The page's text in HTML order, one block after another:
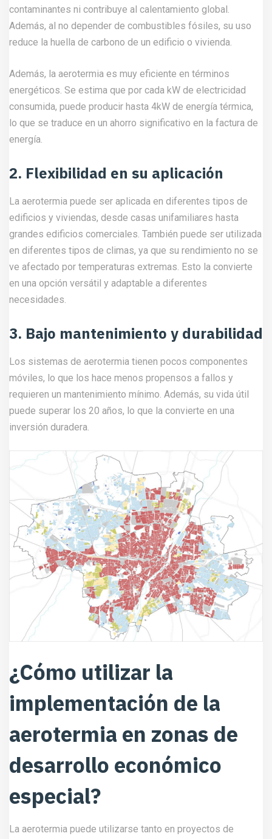
contaminantes ni contribuye al calentamiento global.
Además, al no depender de combustibles fósiles, su uso
reduce la huella de carbono de un edificio o vivienda.
Además, la aerotermia es muy eficiente en términos
energéticos. Se estima que por cada kW de electricidad
consumida, puede producir hasta 4kW de energía térmica,
lo que se traduce en un ahorro significativo en la factura de
energía.
2. Flexibilidad en su aplicación
La aerotermia puede ser aplicada en diferentes tipos de
edificios y viviendas, desde casas unifamiliares hasta
grandes edificios comerciales. También puede ser utilizada
en diferentes tipos de climas, ya que su rendimiento no se
ve afectado por temperaturas extremas. Esto la convierte
en una opción versátil y adaptable a diferentes
necesidades.
3. Bajo mantenimiento y durabilidad
Los sistemas de aerotermia tienen pocos componentes
móviles, lo que los hace menos propensos a fallos y
requieren un mantenimiento mínimo. Además, su vida útil
puede superar los 20 años, lo que la convierte en una
inversión duradera.
¿Cómo utilizar la
implementación de la
aerotermia en zonas de
desarrollo económico
especial?
La aerotermia puede utilizarse tanto en proyectos de